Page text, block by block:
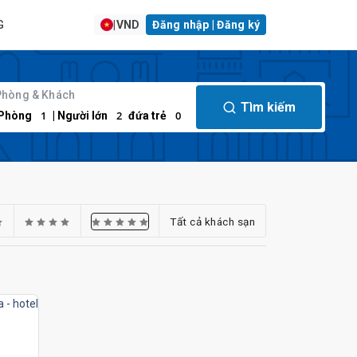
VND Đăng nhập | Đăng ký
& Khách
Phòng
1 | Người lớn 2 đứa trẻ 0
Tìm kiếm
Tất cả khách sạn